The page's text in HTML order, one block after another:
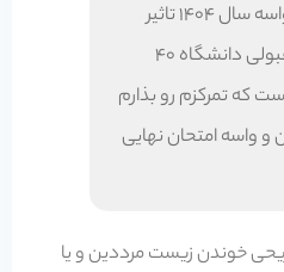
خانم بنام، الان که واسه سال 1404 تاثیر
زیست کنکور توی قبولی دانشگاه 40
که تمرکزم رو بذارم
واسه امتحان نهایی
خوندن زیست مرددین و یا